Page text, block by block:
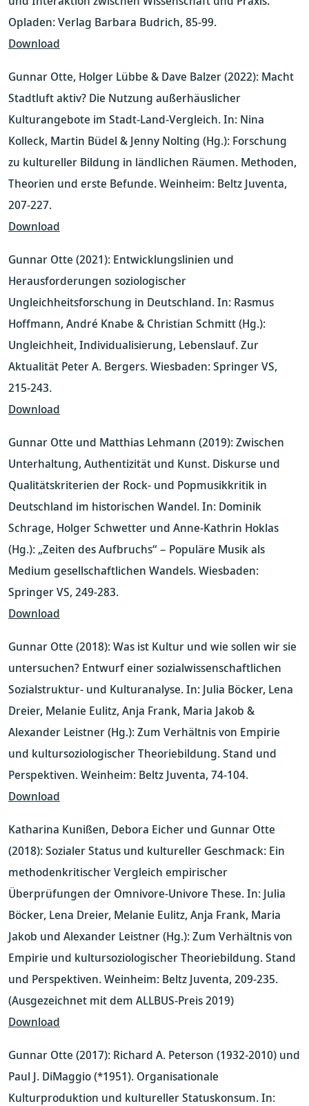
Opladen: Verlag Barbara Budrich, 85-99.
Download
Gunnar Otte, Holger Lübbe & Dave Balzer (2022): Macht
Stadtluft aktiv? Die Nutzung außerhäuslicher
Kulturangebote im Stadt-Land-Vergleich. In: Nina
Kolleck, Martin Büdel & Jenny Nolting (Hg.): Forschung
zu kultureller Bildung in ländlichen Räumen. Methoden,
Theorien und erste Befunde. Weinheim: Beltz Juventa,
207-227.
Download
Gunnar Otte (2021): Entwicklungslinien und
Herausforderungen soziologischer
Ungleichheitsforschung in Deutschland. In: Rasmus
Hoffmann, André Knabe & Christian Schmitt (Hg.):
Ungleichheit, Individualisierung, Lebenslauf. Zur
Aktualität Peter A. Bergers. Wiesbaden: Springer VS,
215-243.
Download
Gunnar Otte und Matthias Lehmann (2019): Zwischen
Unterhaltung, Authentizität und Kunst. Diskurse und
Qualitätskriterien der Rock- und Popmusikkritik in
Deutschland im historischen Wandel. In: Dominik
Schrage, Holger Schwetter und Anne-Kathrin Hoklas
(Hg.): „Zeiten des Aufbruchs“ – Populäre Musik als
Medium gesellschaftlichen Wandels. Wiesbaden:
Springer VS, 249-283.
Download
Gunnar Otte (2018): Was ist Kultur und wie sollen wir sie
untersuchen? Entwurf einer sozialwissenschaftlichen
Sozialstruktur- und Kulturanalyse. In: Julia Böcker, Lena
Dreier, Melanie Eulitz, Anja Frank, Maria Jakob &
Alexander Leistner (Hg.): Zum Verhältnis von Empirie
und kultursoziologischer Theoriebildung. Stand und
Perspektiven. Weinheim: Beltz Juventa, 74-104.
Download
Katharina Kunißen, Debora Eicher und Gunnar Otte
(2018): Sozialer Status und kultureller Geschmack: Ein
methodenkritischer Vergleich empirischer
Überprüfungen der Omnivore-Univore These. In: Julia
Böcker, Lena Dreier, Melanie Eulitz, Anja Frank, Maria
Jakob und Alexander Leistner (Hg.): Zum Verhältnis von
Empirie und kultursoziologischer Theoriebildung. Stand
und Perspektiven. Weinheim: Beltz Juventa, 209-235.
(Ausgezeichnet mit dem ALLBUS-Preis 2019)
Download
Gunnar Otte (2017): Richard A. Peterson (1932-2010) und
Paul J. DiMaggio (*1951). Organisationale
Kulturproduktion und kultureller Statuskonsum. In: